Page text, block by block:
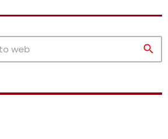
search